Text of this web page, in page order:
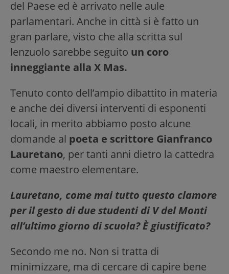
del Paese ed è arrivato nelle aule
parlamentari. Anche in città si è fatto un
gran parlare, visto che alla scritta sul
lenzuolo sarebbe seguito un coro
inneggiante alla X Mas.
Tenuto conto dell’ampio dibattito in materia
e anche dei diversi interventi di esponenti
locali, in merito abbiamo posto alcune
domande al poeta e scrittore Gianfranco
Lauretano, per tanti anni dietro la cattedra
come maestro elementare.
Lauretano, come mai tutto questo clamore
per il gesto di due studenti di V del Monti
all’ultimo giorno di scuola? È giustificato?
Secondo me no. Non si tratta di
minimizzare, ma di cercare di capire bene